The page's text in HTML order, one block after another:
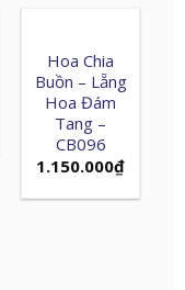
Hoa Chia
Buồn – Lẵng
Hoa Đám
Tang –
CB096
1.150.000₫